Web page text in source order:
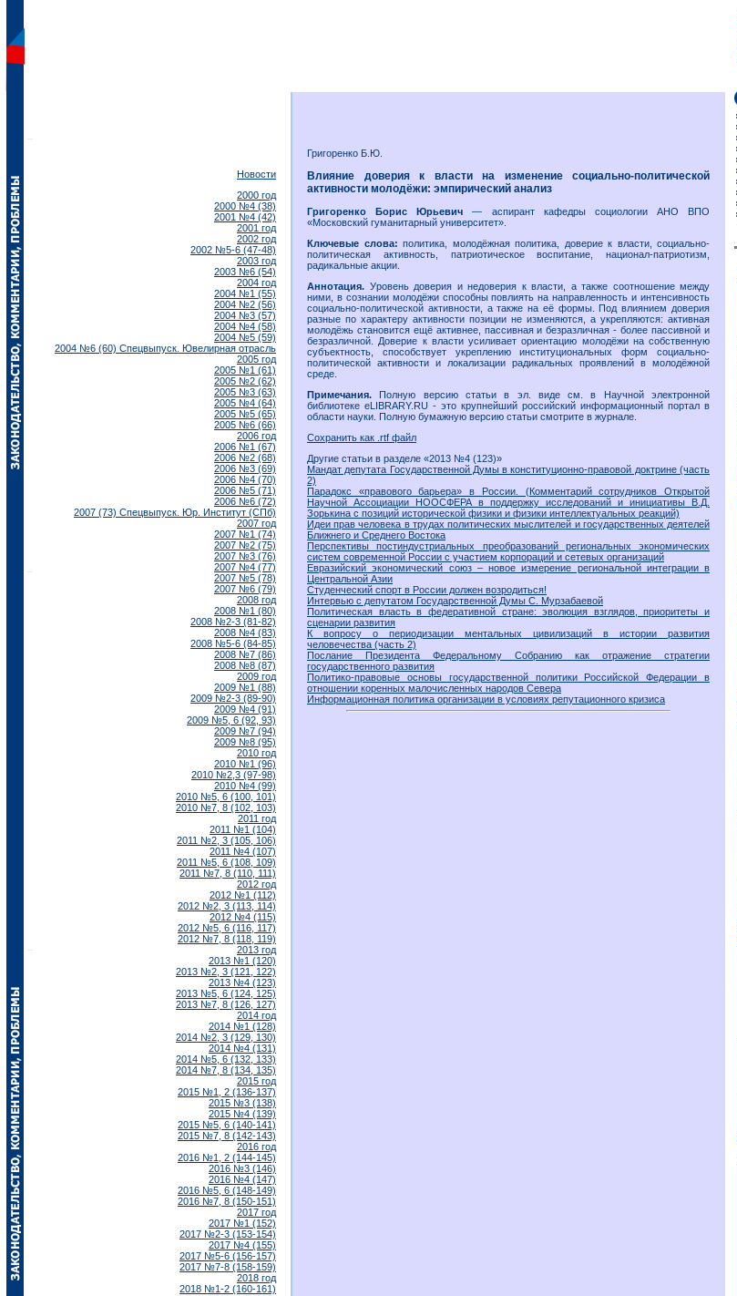
Новости
2000 год
2000 №4 (38)
2001 №4 (42)
2001 год
2002 год
2002 №5-6 (47-48)
2003 год
2003 №6 (54)
2004 год
2004 №1 (55)
2004 №2 (56)
2004 №3 (57)
2004 №4 (58)
2004 №5 (59)
2004 №6 (60) Спецвыпуск. Ювелирная отрасль
2005 год
2005 №1 (61)
2005 №2 (62)
2005 №3 (63)
2005 №4 (64)
2005 №5 (65)
2005 №6 (66)
2006 год
2006 №1 (67)
2006 №2 (68)
2006 №3 (69)
2006 №4 (70)
2006 №5 (71)
2006 №6 (72)
2007 (73) Спецвыпуск. Юр. Институт (СПб)
2007 год
2007 №1 (74)
2007 №2 (75)
2007 №3 (76)
2007 №4 (77)
2007 №5 (78)
2007 №6 (79)
2008 год
2008 №1 (80)
2008 №2-3 (81-82)
2008 №4 (83)
2008 №5-6 (84-85)
2008 №7 (86)
2008 №8 (87)
2009 год
2009 №1 (88)
2009 №2-3 (89-90)
2009 №4 (91)
2009 №5, 6 (92, 93)
2009 №7 (94)
2009 №8 (95)
2010 год
2010 №1 (96)
2010 №2,3 (97-98)
2010 №4 (99)
2010 №5, 6 (100, 101)
2010 №7, 8 (102, 103)
2011 год
2011 №1 (104)
2011 №2, 3 (105, 106)
2011 №4 (107)
2011 №5, 6 (108, 109)
2011 №7, 8 (110, 111)
2012 год
2012 №1 (112)
2012 №2, 3 (113, 114)
2012 №4 (115)
2012 №5, 6 (116, 117)
2012 №7, 8 (118, 119)
2013 год
2013 №1 (120)
2013 №2, 3 (121, 122)
2013 №4 (123)
2013 №5, 6 (124, 125)
2013 №7, 8 (126, 127)
2014 год
2014 №1 (128)
2014 №2, 3 (129, 130)
2014 №4 (131)
2014 №5, 6 (132, 133)
2014 №7, 8 (134, 135)
2015 год
2015 №1, 2 (136-137)
2015 №3 (138)
2015 №4 (139)
2015 №5, 6 (140-141)
2015 №7, 8 (142-143)
2016 год
2016 №1, 2 (144-145)
2016 №3 (146)
2016 №4 (147)
2016 №5, 6 (148-149)
2016 №7, 8 (150-151)
2017 год
2017 №1 (152)
2017 №2-3 (153-154)
2017 №4 (155)
2017 №5-6 (156-157)
2017 №7-8 (158-159)
2018 год
2018 №1-2 (160-161)
Григоренко Б.Ю.
Влияние доверия к власти на изменение социально-политической
активности молодёжи: эмпирический анализ
Григоренко Борис Юрьевич — аспирант кафедры социологии АНО ВПО
«Московский гуманитарный университет».
Ключевые слова: политика, молодёжная политика, доверие к власти, социально-
политическая активность, патриотическое воспитание, национал-патриотизм,
радикальные акции.
Аннотация. Уровень доверия и недоверия к власти, а также соотношение между
ними, в сознании молодёжи способны повлиять на направленность и интенсивность
социально-политической активности, а также на её формы. Под влиянием доверия
разные по характеру активности позиции не изменяются, а укрепляются: активная
молодёжь становится ещё активнее, пассивная и безразличная - более пассивной и
безразличной. Доверие к власти усиливает ориентацию молодёжи на собственную
субъектность, способствует укреплению институциональных форм социально-
политической активности и локализации радикальных проявлений в молодёжной
среде.
Примечания. Полную версию статьи в эл. виде см. в Научной электронной
библиотеке eLIBRARY.RU - это крупнейший российский информационный портал в
области науки. Полную бумажную версию статьи смотрите в журнале.
Сохранить как .rtf файл
Другие статьи в разделе «2013 №4 (123)»
Мандат депутата Государственной Думы в конституционно-правовой доктрине (часть
2)
Парадокс «правового барьера» в России. (Комментарий сотрудников Открытой
Научной Ассоциации НООСФЕРА в поддержку исследований и инициативы В.Д.
Зорькина с позиций исторической физики и физики интеллектуальных реакций)
Идеи прав человека в трудах политических мыслителей и государственных деятелей
Ближнего и Среднего Востока
Перспективы постиндустриальных преобразований региональных экономических
систем современной России с участием корпораций и сетевых организаций
Евразийский экономический союз – новое измерение региональной интеграции в
Центральной Азии
Студенческий спорт в России должен возродиться!
Интервью с депутатом Государственной Думы С. Мурзабаевой
Политическая власть в федеративной стране: эволюция взглядов, приоритеты и
сценарии развития
К вопросу о периодизации ментальных цивилизаций в истории развития
человечества (часть 2)
Послание Президента Федеральному Собранию как отражение стратегии
государственного развития
Политико-правовые основы государственной политики Российской Федерации в
отношении коренных малочисленных народов Севера
Информационная политика организации в условиях репутационного кризиса